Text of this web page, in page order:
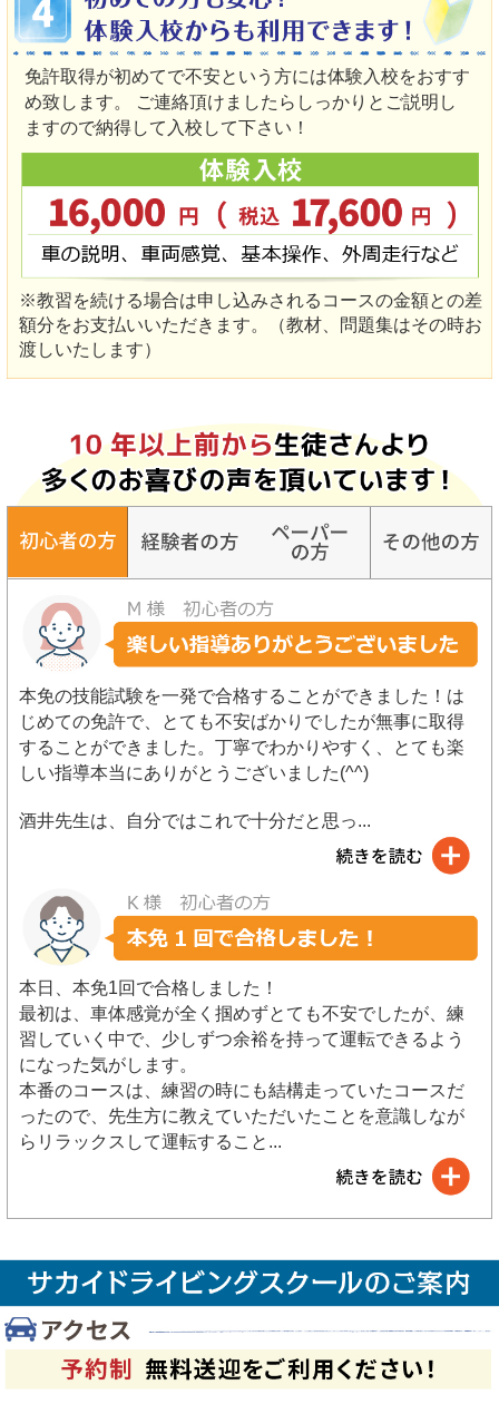
免許取得が初めてで不安という方には体験入校をおすす
め致します。 ご連絡頂けましたらしっかりとご説明し
ますので納得して入校して下さい！
※教習を続ける場合は申し込みされるコースの金額との差
額分をお支払いいただきます。（教材、問題集はその時お
渡しいたします）
本免の技能試験を一発で合格することができました！は
じめての免許で、とても不安ばかりでしたが無事に取得
することができました。丁寧でわかりやすく、とても楽
しい指導本当にありがとうございました(^^)
酒井先生は、自分ではこれで十分だと思っ...
本日、本免1回で合格しました！
最初は、車体感覚が全く掴めずとても不安でしたが、練
習していく中で、少しずつ余裕を持って運転できるよう
になった気がします。
本番のコースは、練習の時にも結構走っていたコースだ
ったので、先生方に教えていただいたことを意識しなが
らリラックスして運転すること ...